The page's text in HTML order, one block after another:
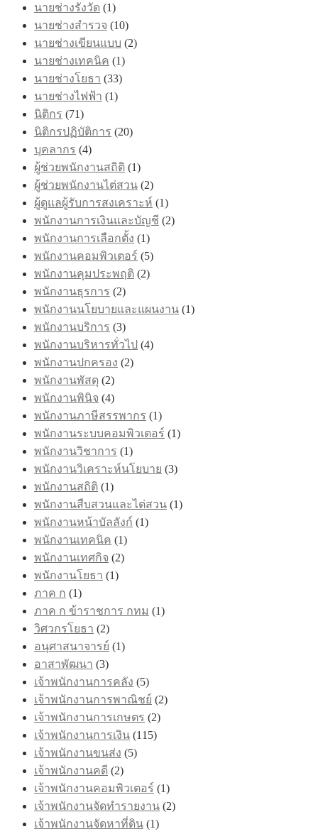
นายช่างรังวัด (1)
นายช่างสำรวจ (10)
นายช่างเขียนแบบ (2)
นายช่างเทคนิค (1)
นายช่างโยธา (33)
นายช่างไฟฟ้า (1)
นิติกร (71)
นิติกรปฏิบัติการ (20)
บุคลากร (4)
ผู้ช่วยพนักงานสถิติ (1)
ผู้ช่วยพนักงานไต่สวน (2)
ผู้ดูแลผู้รับการสงเคราะห์ (1)
พนักงานการเงินและบัญชี (2)
พนักงานการเลือกตั้ง (1)
พนักงานคอมพิวเตอร์ (5)
พนักงานคุมประพฤติ (2)
พนักงานธุรการ (2)
พนักงานนโยบายและแผนงาน (1)
พนักงานบริการ (3)
พนักงานบริหารทั่วไป (4)
พนักงานปกครอง (2)
พนักงานพัสดุ (2)
พนักงานพินิจ (4)
พนักงานภาษีสรรพากร (1)
พนักงานระบบคอมพิวเตอร์ (1)
พนักงานวิชาการ (1)
พนักงานวิเคราะห์นโยบาย (3)
พนักงานสถิติ (1)
พนักงานสืบสวนและไต่สวน (1)
พนักงานหน้าบัลลังก์ (1)
พนักงานเทคนิค (1)
พนักงานเทศกิจ (2)
พนักงานโยธา (1)
ภาค ก (1)
ภาค ก ข้าราชการ กทม (1)
วิศวกรโยธา (2)
อนุศาสนาจารย์ (1)
อาสาพัฒนา (3)
เจ้าพนักงานการคลัง (5)
เจ้าพนักงานการพาณิชย์ (2)
เจ้าพนักงานการเกษตร (2)
เจ้าพนักงานการเงิน (115)
เจ้าพนักงานขนส่ง (5)
เจ้าพนักงานคดี (2)
เจ้าพนักงานคอมพิวเตอร์ (1)
เจ้าพนักงานจัดทำรายงาน (2)
เจ้าพนักงานจัดหาที่ดิน (1)